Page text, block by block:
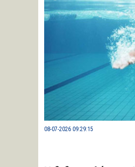
08-07-2026 09:29:15